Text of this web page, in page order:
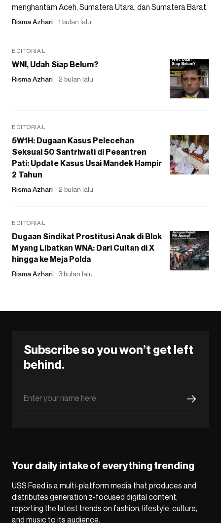
menghantam Aceh, Sumatera Utara, dan Sumatera Barat.
Risma Azhari 1 bulan lalu
EDITORIAL
WNI, Udah Siap Belum?
Risma Azhari 2 bulan lalu
EDITORIAL
5W1H: Dugaan Kasus Pelecehan
Seksual 50 Santriwati di Pesantren
Pati: Update Kasus Usai Mandek Hampir
2 Tahun
Risma Azhari 2 bulan lalu
EDITORIAL
Dugaan Sindikat Prostitusi Anak di Blok
M yang Libatkan WNA: Dari Cuitan di X
hingga ke Meja Polda
Risma Azhari 3 bulan lalu
Subscribe so you won’t get left
behind.
Your daily intake of everything trending
USS Feed is a multi-platform media that produces and
distributes generation z-focused digital content,
reporting the latest trends on fashion, lifestyle, culture,
and music to its audience.